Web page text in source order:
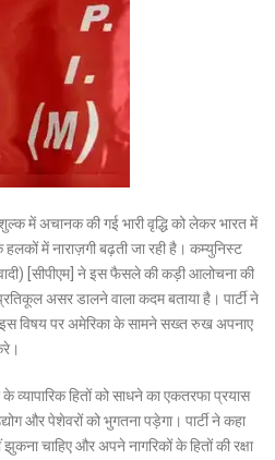
शुल्क में अचानक की गई भारी वृद्धि को लेकर भारत में
में नाराज़गी बढ़ती जा रही है। कम्युनिस्ट
[सीपीएम] ने इस फैसले की कड़ी आलोचना की
असर डालने वाला कदम बताया है। पार्टी ने
विषय पर अमेरिका के सामने सख्त रुख अपनाए
व्यापारिक हितों को साधने का एकतरफा प्रयास
और पेशेवरों को भुगतना पड़ेगा। पार्टी ने कहा
चाहिए और अपने नागरिकों के हितों की रक्षा